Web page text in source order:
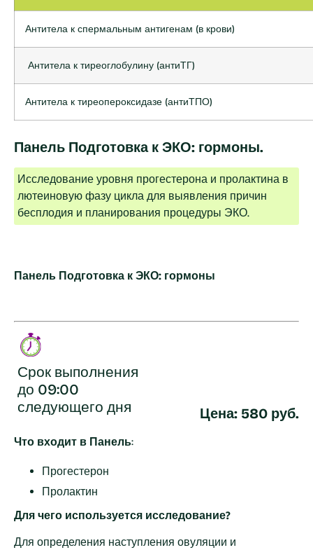
Антитела к спермальным антигенам (в крови)
Антитела к тиреоглобулину (антиТГ)
Антитела к тиреопероксидазе (антиТПО)
Панель Подготовка к ЭКО: гормоны.
Исследование уровня прогестерона и пролактина в
лютеиновую фазу цикла для выявления причин
бесплодия и планирования процедуры ЭКО.
Панель Подготовка к ЭКО: гормоны
Срок выполнения
до 09:00
следующего дня
Цена: 580 руб.
Что входит в Панель:
Прогестерон
Пролактин
Для чего используется исследование?
Для определения наступления овуляции и